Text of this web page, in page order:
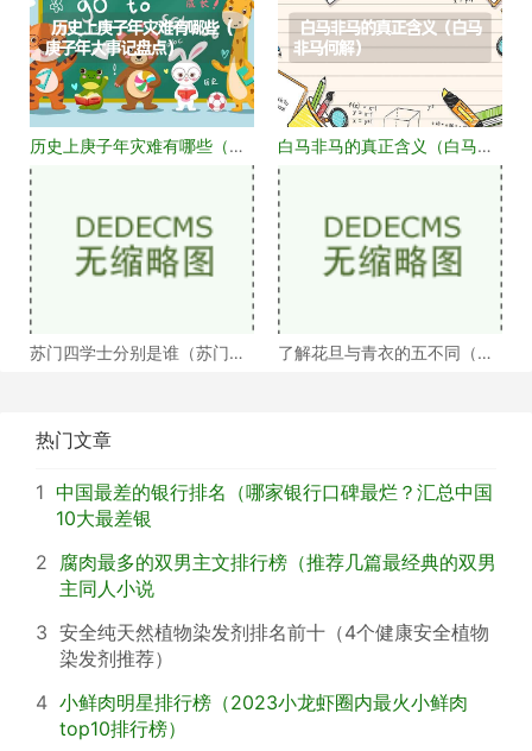
历史上庚子年灾难有哪些（庚
白马非马的真正含义（白马非
苏门四学士分别是谁（苏门四
了解花旦与青衣的五不同（浅
热门文章
1 中国最差的银行排名（哪家银行口碑最烂？汇总中国
10大最差银
2
腐肉最多的双男主文排行榜（推荐几篇最经典的双男
主同人小说
3 安全纯天然植物染发剂排名前十（4个健康安全植物
染发剂推荐）
4 小鲜肉明星排行榜（2023小龙虾圈内最火小鲜肉
top10排行榜）